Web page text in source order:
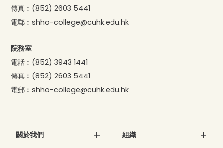
傳真︰ (852) 2603 5441
電郵︰shho-college@cuhk.edu.hk
院務室
電話︰ (852) 3943 1441
傳真︰ (852) 2603 5441
電郵︰shho-college@cuhk.edu.hk
關於我們 組織